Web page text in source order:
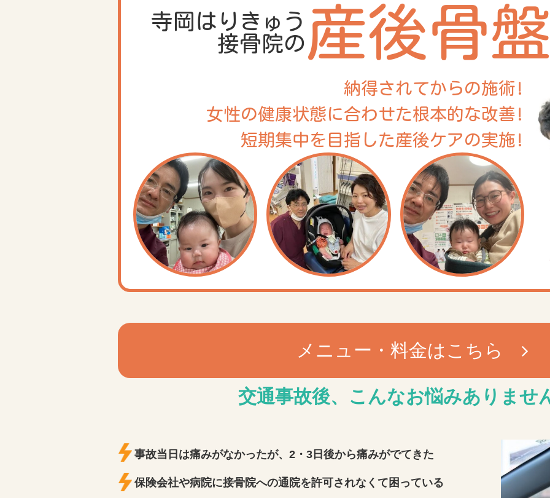
寺岡はりきゅう
接骨院の 産後骨
納得されてからの施術!
女性の健康状態に合わせた根本的な改善!
短期集中を目指した産後ケアの実施!
メニュー・料金はこちら
交通事故後、 こんなお悩みありませ
事故当日は痛みがなかったが、2・3日後から痛みがでてきた
保険会社や病院に接骨院への通院を許可されなくて困っている